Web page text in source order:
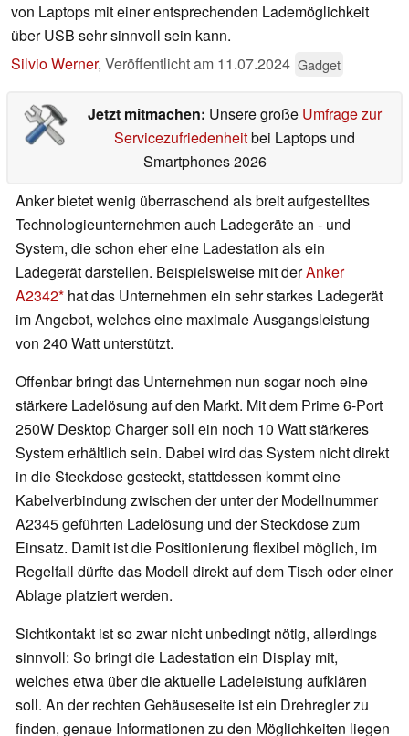
von Laptops mit einer entsprechenden Lademöglichkeit
über USB sehr sinnvoll sein kann.
Silvio Werner, Veröffentlicht am 11.07.2024 Gadget
Jetzt mitmachen: Unsere große Umfrage zur
Servicezufriedenheitbei Laptops und
Smartphones 2026
Anker bietet wenig überraschend als breit aufgestelltes
Technologieunternehmen auch Ladegeräte an - und
System, die schon eher eine Ladestation als ein
Ladegerät darstellen. Beispielsweise mit derAnker
A2342 hat das Unternehmen ein sehr starkes Ladegerät
im Angebot, welches eine maximale Ausgangsleistung
von 240 Watt unterstützt.
Offenbar bringt das Unternehmen nun sogar noch eine
stärkere Ladelösung auf den Markt. Mit dem Prime 6-Port
250W Desktop Charger soll ein noch 10 Watt stärkeres
System erhältlich sein. Dabei wird das System nicht direkt
in die Steckdose gesteckt, stattdessen kommt eine
Kabelverbindung zwischen der unter der Modellnummer
A2345 geführten Ladelösung und der Steckdose zum
Einsatz. Damit ist die Positionierung flexibel möglich, im
Regelfall dürfte das Modell direkt auf dem Tisch oder einer
Ablage platziert werden.
Sichtkontakt ist so zwar nicht unbedingt nötig, allerdings
sinnvoll: So bringt die Ladestation ein Display mit,
welches etwa über die aktuelle Ladeleistung aufklären
soll. An der rechten Gehäuseseite ist ein Drehregler zu
finden, genaue Informationen zu den Möglichkeiten liegen